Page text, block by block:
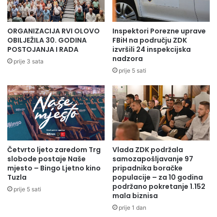
O
D
O
V
O
a
n
i
z
o
v
m
a
l
n
o
g
o
m
e
t
ORGANIZACIJA RVI OLOVO
OBILJEŽILA 30. GODINA
POSTOJANJA I RADA
prije 3 sata
Inspektori Porezne uprave
FBiH na području ZDK
izvršili 24 inspekcijska
nadzora
prije 5 sati
Četvrto ljeto zaredom Trg
slobode postaje Naše
mjesto – Bingo Ljetno kino
Tuzla
prije 5 sati
Vlada ZDK podržala
samozapošljavanje 97
pripadnika boračke
populacije – za 10 godina
podržano pokretanje 1.152
mala biznisa
prije 1 dan